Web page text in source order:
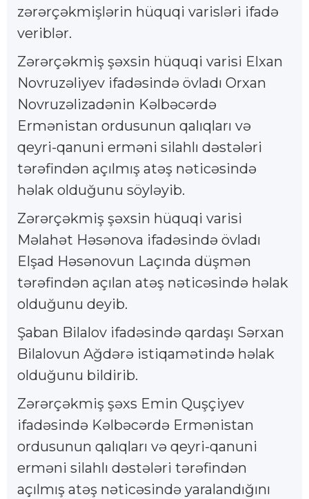
zərərçəkmişlərin hüquqi varisləri ifadə
veriblər.
Zərərçəkmiş şəxsin hüquqi varisi Elxan
Novruzəliyev ifadəsində övladı Orxan
Novruzəlizadənin Kəlbəcərdə
Ermənistan ordusunun qalıqları və
qeyri-qanuni erməni silahlı dəstələri
tərəfindən açılmış atəş nəticəsində
həlak olduğunu söyləyib.
Zərərçəkmiş şəxsin hüquqi varisi
Məlahət Həsənova ifadəsində övladı
Elşad Həsənovun Laçında düşmən
tərəfindən açılan atəş nəticəsində həlak
olduğunu deyib.
Şaban Bilalov ifadəsində qardaşı Sərxan
Bilalovun Ağdərə istiqamətində həlak
olduğunu bildirib.
Zərərçəkmiş şəxs Emin Quşçiyev
ifadəsində Kəlbəcərdə Ermənistan
ordusunun qalıqları və qeyri-qanuni
erməni silahlı dəstələri tərəfindən
açılmış atəş nəticəsində yaralandığını